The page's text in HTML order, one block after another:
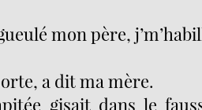
mon père,
a dit ma mère.
gisait dans le